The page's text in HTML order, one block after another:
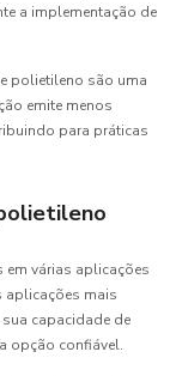
a implementação de
polietileno são uma
emite menos
para práticas
várias aplicações
aplicações mais
capacidade de
opção confiável.